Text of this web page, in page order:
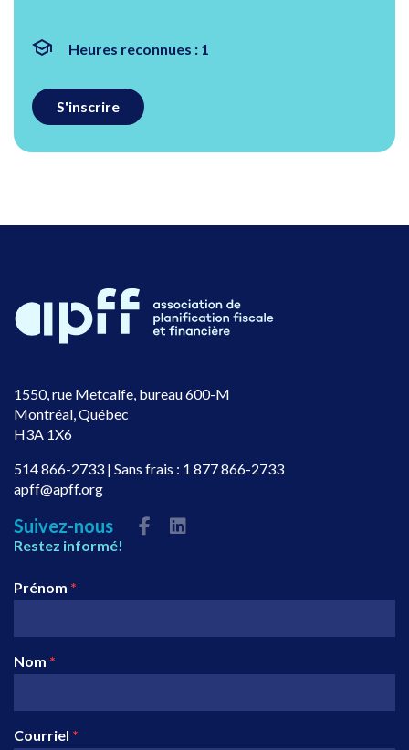
Heures reconnues : 1
S'inscrire
1550, rue Metcalfe, bureau 600-M
Montréal, Québec
H3A 1X6
514 866-2733 | Sans frais : 1 877 866-2733
apff@apff.org
Suivez-nous
Restez informé!
Prénom *
Nom *
Courriel *